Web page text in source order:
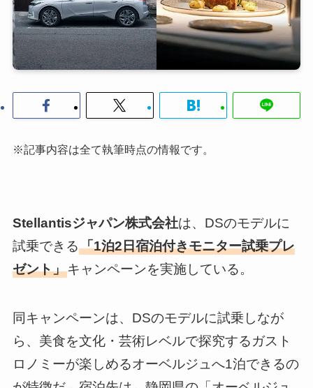
※記事内容は全て執筆時点の情報です。
Stellantisジャパン株式会社は、DSのモデルに
試乗できる「1泊2日宿泊付きモニター試乗プレ
ゼント」キャンペーンを実施している。
同キャンペーンは、DSのモデルに試乗しなが
ら、美食を文化・芸術レベルで探究するガスト
ロノミーが楽しめるオーベルジュへ1泊できるの